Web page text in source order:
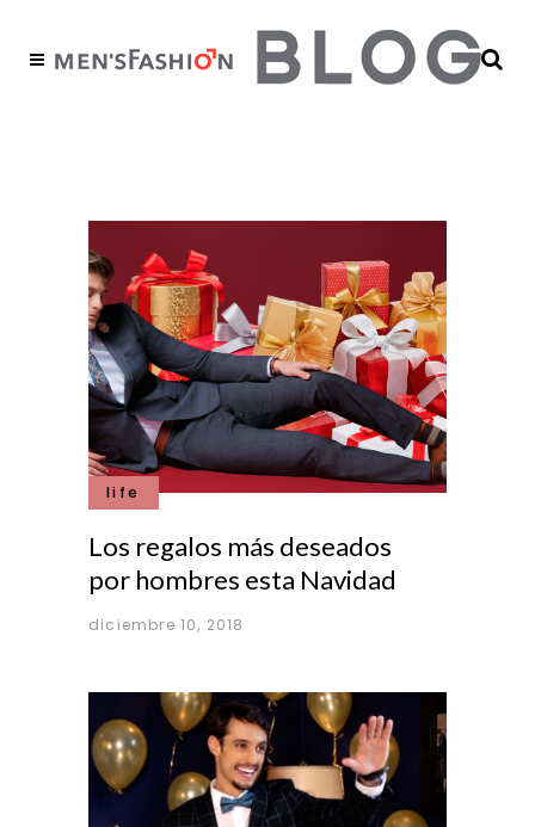
life
Los regalos más deseados
por hombres esta Navidad
diciembre 10, 2018